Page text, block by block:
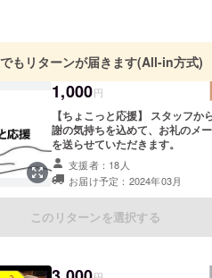
もリターンが届きます(All-in方式)
1,000円
【ちょこっと応援】 スタッフか
謝の気持ちを込めて、お礼のメ
を送らせていただきます。
支援者：18人
お届け予定：2024年03月
このリターンを選択する